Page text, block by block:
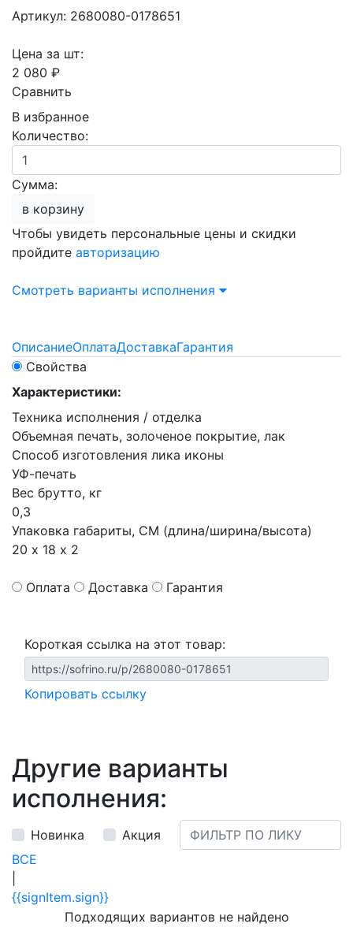
Артикул: 2680080-0178651
Цена за шт:
2 080 ₽
Сравнить
В избранное
Количество:
Сумма:
в корзину
Чтобы увидеть персональные цены и скидки
пройдите авторизацию
Смотреть варианты исполнения
ОписаниеОплатаДоставкаГарантия
Свойства
Характеристики:
Техника исполнения / отделка
Объемная печать, золоченое покрытие, лак
Способ изготовления лика иконы
УФ-печать
Вес брутто, кг
0,3
Упаковка габариты, СМ (длина/ширина/высота)
20 х 18 х 2
Оплата Доставка Гарантия
Короткая ссылка на этот товар:
Копировать ссылку
Другие варианты
исполнения:
Новинка
Акция
ВСЕ
{{signItem.sign}}
Подходящих вариантов не найдено